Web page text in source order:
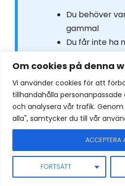
Om cookies på denna
Vi använder cookies för att
tillhandahålla personanpassade
och analysera vår trafik.
alla", samtycker du till vår
FORTSÄTT
ACCEPTERA
Du behöver
gammal
Du får inte ha
Du får inte ha
Du behöver
Sverige
Du behöver
BankID